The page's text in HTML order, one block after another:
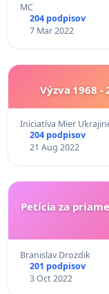
MC
204 podpisov
7 Mar 2022
Výzva 1968
Iniciatíva Mier
204 podpisov
21 Aug 2022
Petícia za
Branislav Drozdik
201 podpisov
3 Oct 2022